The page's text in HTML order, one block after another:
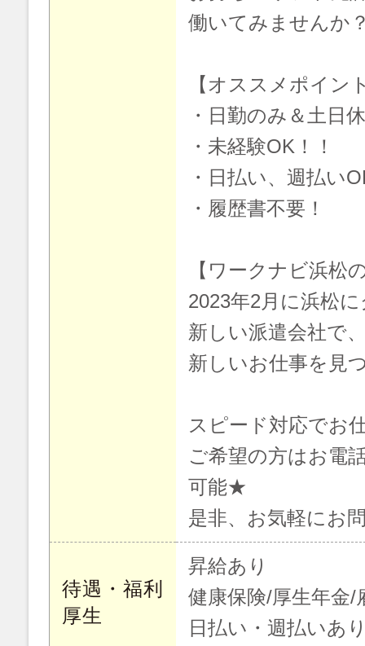
働いてみませんか
【オススメポイン
・日勤のみ＆土日
・未経験OK！！
・日払い、週払い
・履歴書不要！
【ワークナビ浜松
2023年2月に浜松
新しい派遣会社で
新しいお仕事を見
スピード対応でお
ご希望の方はお電
可能★
是非、お気軽にお
待遇・福利
厚生
昇給あり
健康保険/厚生年金/
日払い・週払いあ